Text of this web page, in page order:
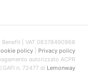
| VAT 08378490968
policy| Privacy policy
autorizzato ACPR
n. 72477 di Lemonway